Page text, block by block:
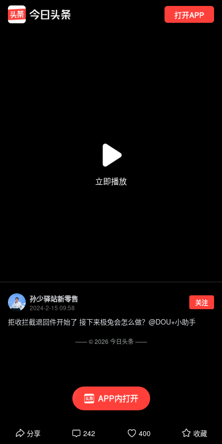
打开APP
APP内打开
孙少驿站新零售
2024-2-15 09:58
关注
拒收拦截退回件开始了 接下来极兔会怎么做？@DOU+小助手
分享 242 400 收藏
—— ©2026 今日头条——